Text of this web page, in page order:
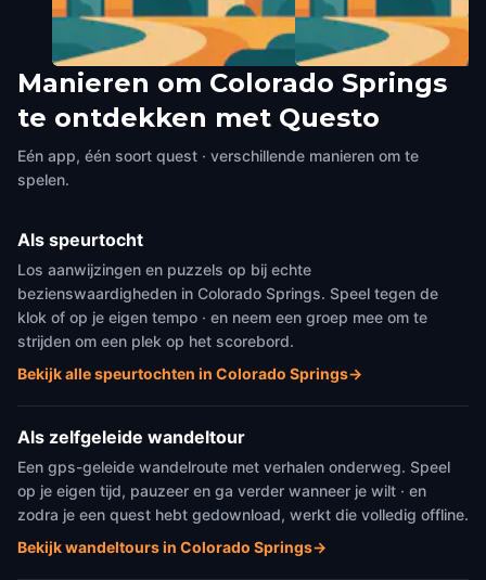
Antlers Park
Colorado Springs,United States of
America
AdAmAn Alley
Colorado Springs
America
Manieren om Colorado Springs
te ontdekken met Questo
Eén app, één soort quest · verschillende manieren om te
spelen.
Als speurtocht
Los aanwijzingen en puzzels op bij echte
bezienswaardigheden in Colorado Springs. Speel tegen de
klok of op je eigen tempo · en neem een groep mee om te
strijden om een plek op het scorebord.
Bekijk alle speurtochten in Colorado Springs→
Als zelfgeleide wandeltour
Een gps-geleide wandelroute met verhalen onderweg. Speel
op je eigen tijd, pauzeer en ga verder wanneer je wilt · en
zodra je een quest hebt gedownload, werkt die volledig offline.
Bekijk wandeltours in Colorado Springs→